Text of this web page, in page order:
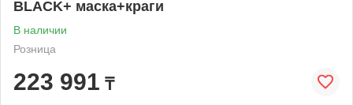
BLACK+ маска+краги
В наличии
Розница
223 991 ₸